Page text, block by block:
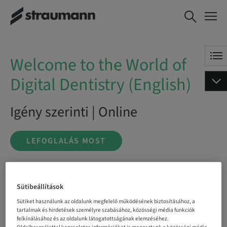
Welcome to the World
of Digital Dentistry
LEFOGLALÁS MOST
Welcome to the World of
Digital Dentistry (English)
Igény szerinti | Online
LEFOGLALÁS MOST
Státusz
Sütibeállítások
Sütiket használunk az oldalunk megfelelő működésének biztosításához, a
tartalmak és hirdetések személyre szabásához, közösségi média funkciók
felkínálásához és az oldalunk látogatottságának elemzéséhez.